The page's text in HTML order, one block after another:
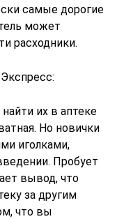
самые дорогие
может
расходники.
их в аптеке
Но новички
иголками,
Пробует
вывод, что
за другим
что вы